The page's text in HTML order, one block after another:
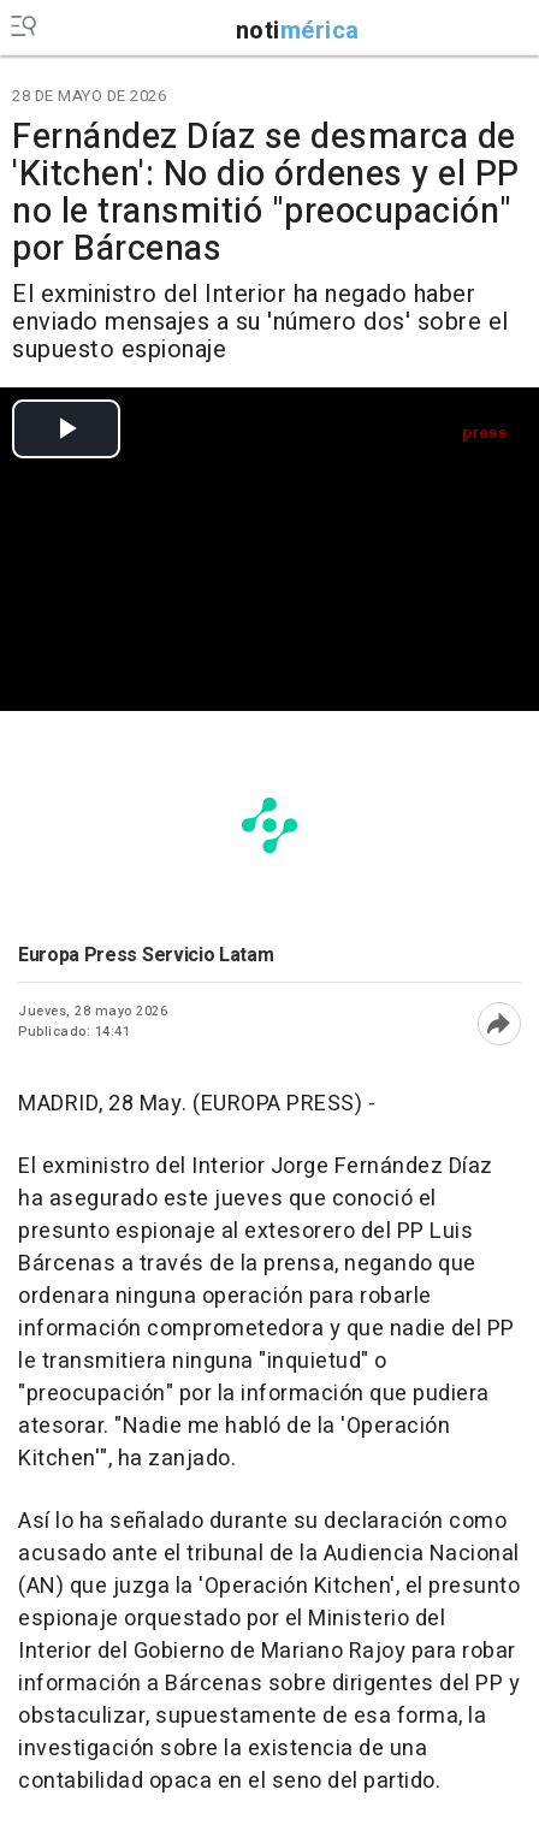
notimérica
28 DE MAYO DE 2026
Fernández Díaz se desmarca de
'Kitchen': No dio órdenes y el PP
no le transmitió "preocupación"
por Bárcenas
El exministro del Interior ha negado haber
enviado mensajes a su 'número dos' sobre el
supuesto espionaje
Europa Press Servicio Latam
Jueves, 28 mayo 2026
Publicado: 14:41
MADRID, 28 May. (EUROPA PRESS) -
El exministro del Interior Jorge Fernández Díaz
ha asegurado este jueves que conoció el
presunto espionaje al extesorero del PP Luis
Bárcenas a través de la prensa, negando que
ordenara ninguna operación para robarle
información comprometedora y que nadie del PP
le transmitiera ninguna "inquietud" o
"preocupación" por la información que pudiera
atesorar. "Nadie me habló de la 'Operación
Kitchen'", ha zanjado.
Así lo ha señalado durante su declaración como
acusado ante el tribunal de la Audiencia Nacional
(AN) que juzga la 'Operación Kitchen', el presunto
espionaje orquestado por el Ministerio del
Interior del Gobierno de Mariano Rajoy para robar
información a Bárcenas sobre dirigentes del PP y
obstaculizar, supuestamente de esa forma, la
investigación sobre la existencia de una
contabilidad opaca en el seno del partido.